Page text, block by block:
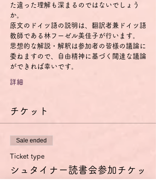
た違った理解も深まるのではないでしょう
か。
原文のドイツ語の説明は、翻訳者兼ドイツ語
教師である林フーゼル美佳子が行います。
思想的な解説・解釈は参加者の皆様の議論に
委ねますので、自由精神に基づく闊達な議論
ができれば幸いです。
詳細
チケット
Sale ended
Ticket type
シュタイナー読書会参加チケッ